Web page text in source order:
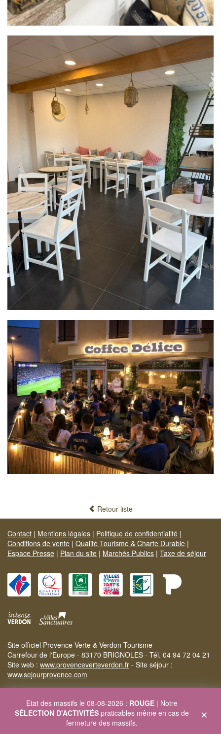
Retour liste
Contact | Mentions légales | Politique de confidentialité |
Conditions de vente | Qualité Tourisme & Charte Durable |
Espace Presse | Plan du site | Marchés Publics | Taxe de séjour
Site officiel Provence Verte & Verdon Tourisme
Carrefour de l'Europe - 83170 BRIGNOLES - Tél. 04 94 72 04 21
Site web : www.provenceverteverdon.fr - Site séjour :
www.sejourprovence.com
×
Etat des massifs le 08-08-2026 : ROUGE | Notre
SÉLECTION D'ACTIVITÉS praticables même en cas de
fermeture des massifs.